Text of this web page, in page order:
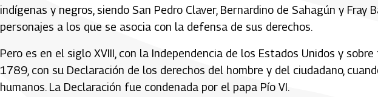
indígenas y negros, siendo San Pedro Claver, Bernardino de Sahagún y Fray
personajes a los que se asocia con la defensa de sus derechos.
Pero es en el siglo XVIII, con la Independencia de los Estados Unidos y
1789, con su Declaración de los derechos del hombre y del ciudadano,
humanos. La Declaración fue condenada por el papa Pío VI.